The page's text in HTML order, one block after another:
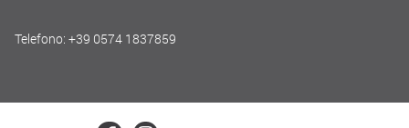
Telefono: +39 0574 1837859